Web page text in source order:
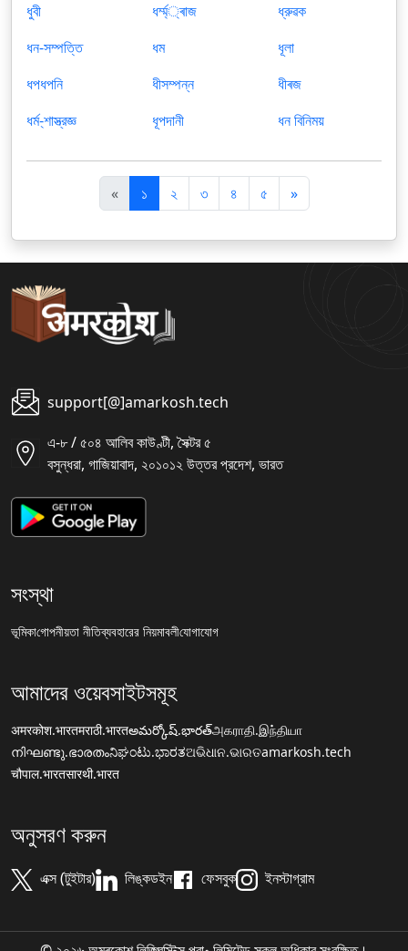
ধুবী
ধন-সম্পত্তি
ধপধপনি
ধর্ম-্শাস্ত্রজ্ঞ
ধর্ম্ম্্ৰাজ
ধম
ধীসম্পন্ন
ধূপদানী
ধ্রুৱক
ধূলা
ধীৰজ
ধন বিনিময়
«पि
छ
ला
১ ২ ৩ ৪ ৫ »अ
ग
ला
support[@]amarkosh.tech
এ-৮ / ৫০৪ আলিব কাউণ্টী, সৈক্টর ৫
বসুন্ধরা, গাজিয়াবাদ, ২০১০১২ উত্তর প্রদেশ, ভারত
সংস্থা
ভূমিকাগোপনীয়তা নীতিব্যবহারের নিয়মাবলীযোগাযোগ
আমাদের ওয়েবসাইটসমূহ
अमरकोश.भारतमराठी.भारतఅమర్కోష్.భారత్அகராதி.இந்தியா
നിഘണ്ടു.ഭാരതംನಿಘಂಟು.ಭಾರತଅଭିଧାନ.ଭାରତamarkosh.tech
चौपाल.भारतसारथी.भारत
অনুসরণ করুন
এক্স (টুইটার) লিঙ্কডইন ফেসবুক ইনস্টাগ্রাম